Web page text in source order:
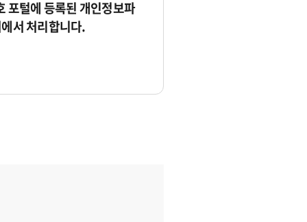
포털에 등록된 개인정보파
서 처리합니다.